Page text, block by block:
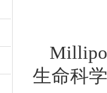
生命科学